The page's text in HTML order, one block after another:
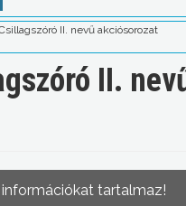
II. nevű akciósorozat
II.
tartalmaz!